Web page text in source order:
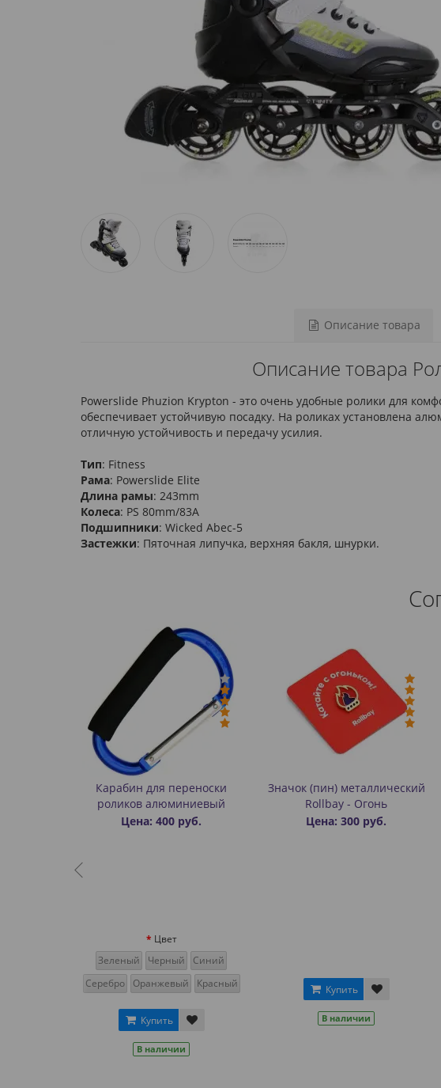
Описание товара
Описание товара
Powerslide Phuzion Krypton - это очень удобные ролики для
обеспечивает устойчивую посадку. На роликах установлена
отличную устойчивость и передачу усилия.
Тип: Fitness
Рама: Powerslide Elite
Длина рамы: 243mm
Колеса: PS 80mm/83A
Подшипники: Wicked Abec-5
Застежки: Пяточная липучка, верхняя бакля, шнурки.
Карабин для переноски
роликов алюминиевый
Цена: 400 руб.
Цвет
Зеленый
Черный
Синий
Серебро
Оранжевый Красный
Купить
В наличии
Значок (пин) металлический
Rollbay - Огонь
Цена: 300 руб.
Купить
В наличии